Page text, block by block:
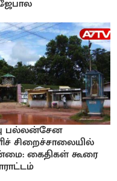
பல்லன்சேன
சிறைச்சாலையில்
கைதிகள் கூரை